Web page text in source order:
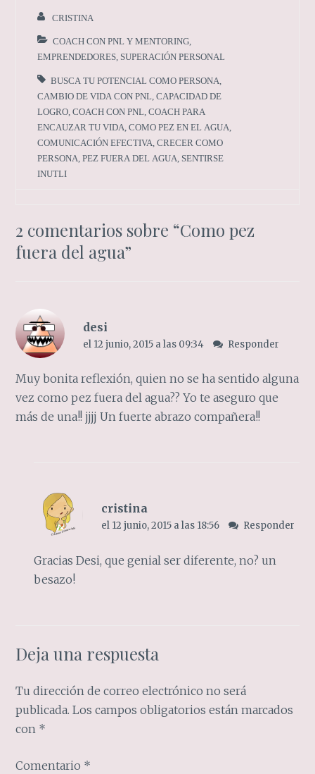
CRISTINA
COACH CON PNL Y MENTORING
EMPRENDEDORES SUPERACIÓN PERSONAL
BUSCA TU POTENCIAL COMO PERSONA
CAMBIO DE VIDA CON PNL ,CAPACIDAD DE
LOGRO ,COACH CON PNL ,COACH PARA
ENCAUZAR TU VIDA ,COMO PEZ EN EL AGUA
COMUNICACIÓN EFECTIVA ,CRECER COMO
PERSONA ,PEZ FUERA DEL AGUA
SENTIRSE
INUTLI
2 comentarios sobre “Como pez
fuera del agua”
desi
el 12 junio, 2015 a las 09:34 Responder
Muy bonita reflexión, quien no se ha sentido alguna
vez como pez fuera del agua?? Yo te aseguro que
más de una!! jjjj Un fuerte abrazo compañera!!
cristina
el 12 junio, 2015 a las 18:56 Responder
Gracias Desi, que genial ser diferente, no? un
besazo!
Deja una respuesta
Tu dirección de correo electrónico no será
publicada. Los campos obligatorios están marcados
con *
Comentario *